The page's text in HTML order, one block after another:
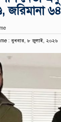
জরিমানা
: বুধবার, ৮ জুলাই, ২০২৬